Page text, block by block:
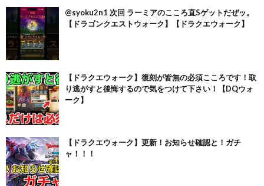
@syoku2n1 次回 ラーミアのこころ直Sゲットだぜッ。
【ドラゴンクエストウォーク】【ドラクエウォーク】
【ドラクエウォーク】復刻が皆無の必須こころです！取
り逃がすと後悔するので気をつけて下さい！【DQウォ
ーク】
【ドラクエウォーク】更新！お知らせ確認と！ガチ
ャ！！！